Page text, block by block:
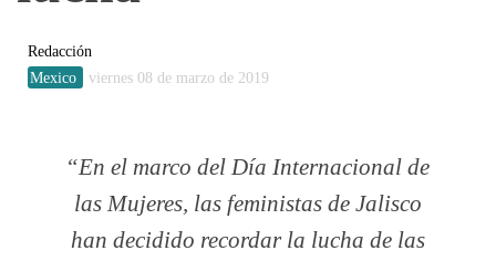
Redacción
Mexico
viernes 08 de marzo de 2019
En el marco del Día Internacional de
las Mujeres, las feministas de Jalisco
han decidido recordar la lucha de las